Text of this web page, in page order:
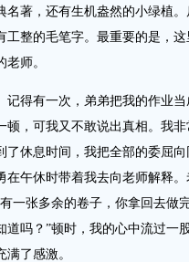
名著，还有生机盎然的小绿植
工整的毛笔字。最重要的是，
师。
得有一次，弟弟把我的作业当
，可我又不敢说出真相。我
了休息时间，我把全部的委屈
在午休时带着我去向老师解释
一张多余的卷子，你拿回去做
吗？”顿时，我的心中流过一
了感激。